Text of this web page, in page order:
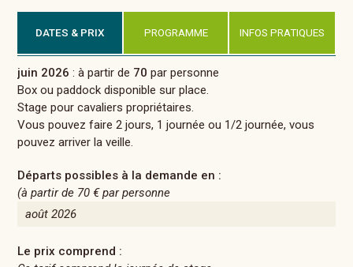
DATES & PRIX PROGRAMME INFOS PRATIQUES
juin 2026 : à partir de 70 par personne
Box ou paddock disponible sur place.
Stage pour cavaliers propriétaires.
Vous pouvez faire 2 jours, 1 journée ou 1/2 journée, vous
pouvez arriver la veille.
Départs possibles à la demande en :
(à partir de 70 €par personne
août 2026
Le prix comprend :